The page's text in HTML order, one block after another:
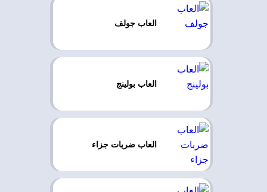
العاب جولف
العاب بولينج
العاب ضربات جزاء